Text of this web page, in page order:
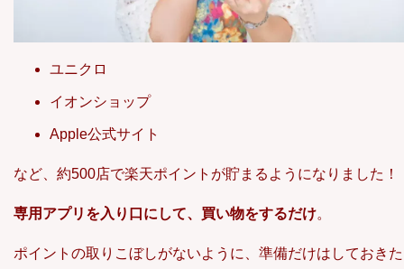
ユニクロ
イオンショップ
Apple公式サイト
など、約500店で楽天ポイントが貯まるようになりました！
専用アプリを入り口にして、買い物をするだけ。
ポイントの取りこぼしがないように、準備だけはしておきた